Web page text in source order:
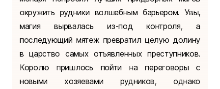
окружить рудники волшебным барьером. Увы,
магия вырвалась из-под контроля, а
последующий мятеж превратил целую долину
в царство самых отъявленных преступников.
Королю пришлось пойти на переговоры с
новыми хозяевами рудников, однако